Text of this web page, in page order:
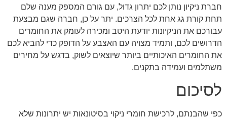
חברת ניקיון נותן לכם יתרון גדול, עם גורם המספק מענה שלם
תחת קורת גג אחת לכל הצרכים. יתר על כן, חברה שגם מבצעת
עבורכם את הניקיונות יודעת היטב ומכירה לעומק את החומרים
הדרושים לכם, ותמיד מצויה עם האצבע על הדופק כדי להביא לכם
את החומרים האיכותיים ביותר שיוצאים לשוק, בדגש על מחירים
משתלמים ועמידה בתקנים.
לסיכום
כפי שהבנתם, לרכישת חומרי ניקוי בסיטונאות יש יתרונות שלא